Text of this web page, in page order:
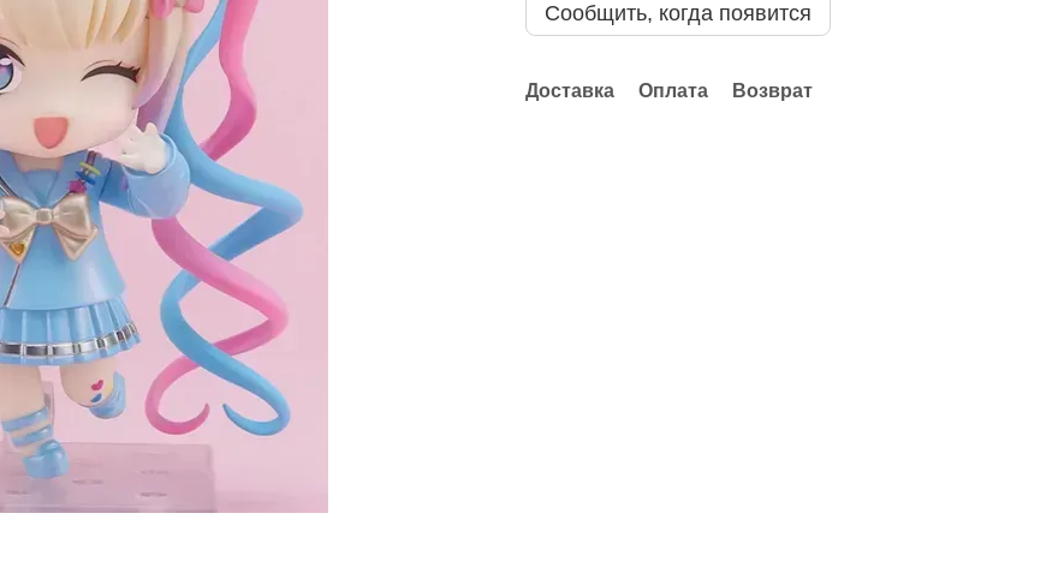
Сообщить, когда появится
Доставка Оплата Возврат